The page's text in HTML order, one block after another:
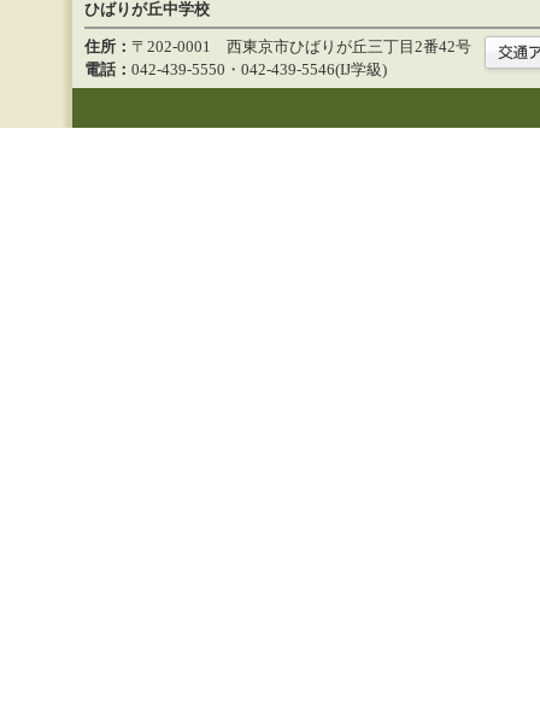
ひばりが丘中学校
住所： 〒202-0001 西東京市ひばりが丘三丁目2番42号
電話： 042-439-5550・042-439-5546(IJ学級)